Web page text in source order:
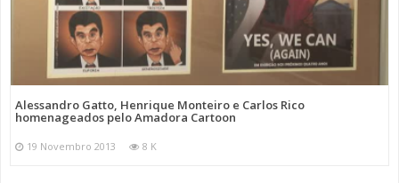
Alessandro Gatto, Henrique Monteiro e Carlos Rico
homenageados pelo Amadora Cartoon
19 Novembro 2013 8 K